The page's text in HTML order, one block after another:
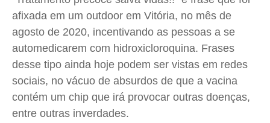
afixada em um outdoor em Vitória, no mês de
agosto de 2020, incentivando as pessoas a se
automedicarem com hidroxicloroquina. Frases
desse tipo ainda hoje podem ser vistas em redes
sociais, no vácuo de absurdos de que a vacina
contém um chip que irá provocar outras doenças,
entre outras inverdades.